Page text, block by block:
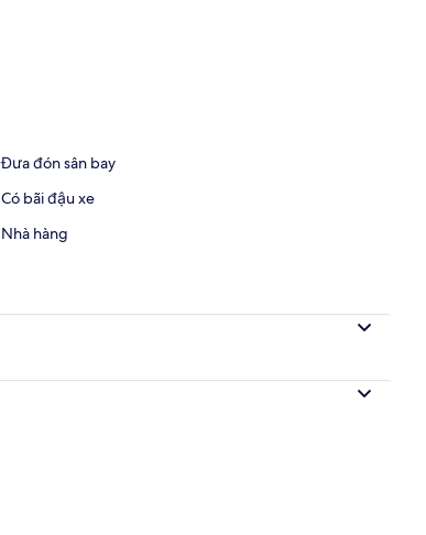
Đưa đón sân bay
Có bãi đậu xe
Nhà hàng